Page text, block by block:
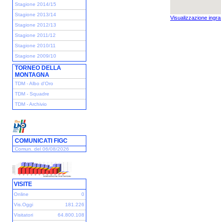
Stagione 2014/15
Stagione 2013/14
Stagione 2012/13
Stagione 2011/12
Stagione 2010/11
Stagione 2009/10
TORNEO DELLA
MONTAGNA
TDM - Albo d'Oro
TDM - Squadre
TDM - Archivio
COMUNICATI FIGC
Comun. del 06/08/2026
VISITE
Online
0
Vis.Oggi
181.226
Visitatori
64.800.108
Visualizzazione